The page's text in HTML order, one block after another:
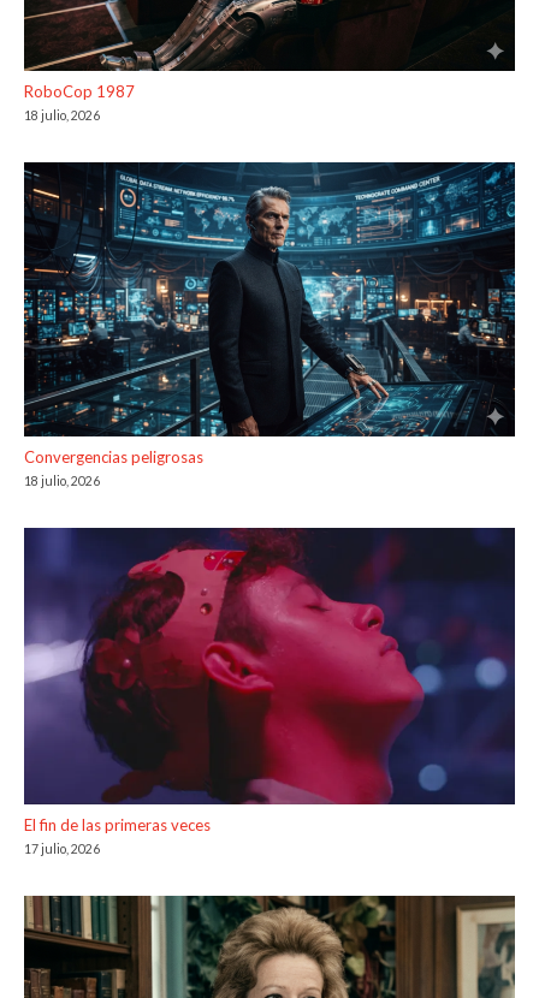
RoboCop 1987
18 julio, 2026
Convergencias peligrosas
18 julio, 2026
El fin de las primeras veces
17 julio, 2026